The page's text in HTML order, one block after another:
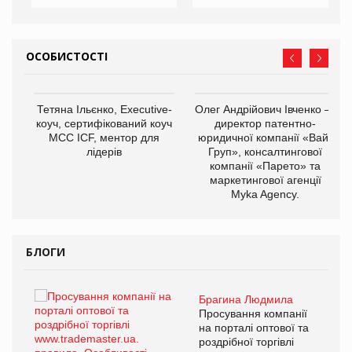
ОСОБИСТОСТІ
Тетяна Ільєнко, Executive-
коуч, сертифікований коуч
МСС ICF, ментор для
лідерів
Олег Андрійович Івченко —
директор патентно-
юридичної компанії «Вайз
Груп», консалтингової
компанії «Парето» та
маркетингової агенції
Myka Agency.
БЛОГИ
Брагина Людмила
Просування компанії
на порталі оптової та
роздрібної торгівлі